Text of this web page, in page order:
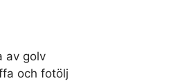
av golv
och fotölj